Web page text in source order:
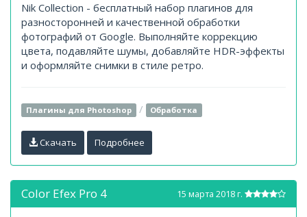
Nik Collection - бесплатный набор плагинов для
разносторонней и качественной обработки
фотографий от Google. Выполняйте коррекцию
цвета, подавляйте шумы, добавляйте HDR-эффекты
и оформляйте снимки в стиле ретро.
Плагины для Photoshop / Обработка
Скачать Подробнее
15 марта 2018 г.
Color Efex Pro 4